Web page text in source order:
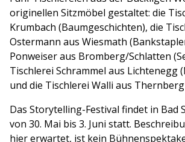
originellen Sitzmöbel gestaltet: die
Krumbach (Baumgeschichten), die
Ostermann aus Wiesmath
Ponweiser aus Bromberg/Schlatten
Tischlerei Schrammel aus Lichtenegg
und die Tischlerei Walli aus
Das Storytelling-Festival findet in Bad
von 30. Mai bis 3. Juni statt.
hier erwartet, ist kein